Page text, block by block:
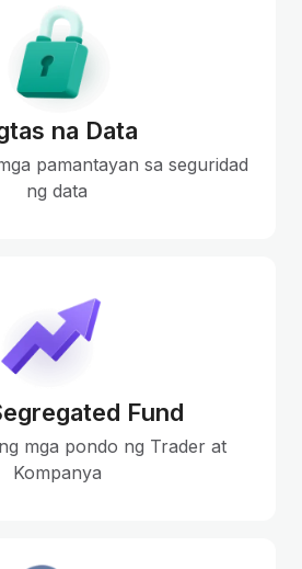
na Data
pamantayan sa seguridad
ng data
Fund
mga pondo ng Trader at
Kompanya